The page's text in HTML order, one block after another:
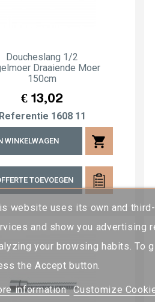
website uses its own and
and show you advertising
your browsing habits. To
the Accept button.
information Customize
Doucheslang 1/2
Draaiende Moer
150cm
Prijs
€ 13,02
Referentie 1608 11
WINKELWAGEN shopping_cart
TOEVOEGEN